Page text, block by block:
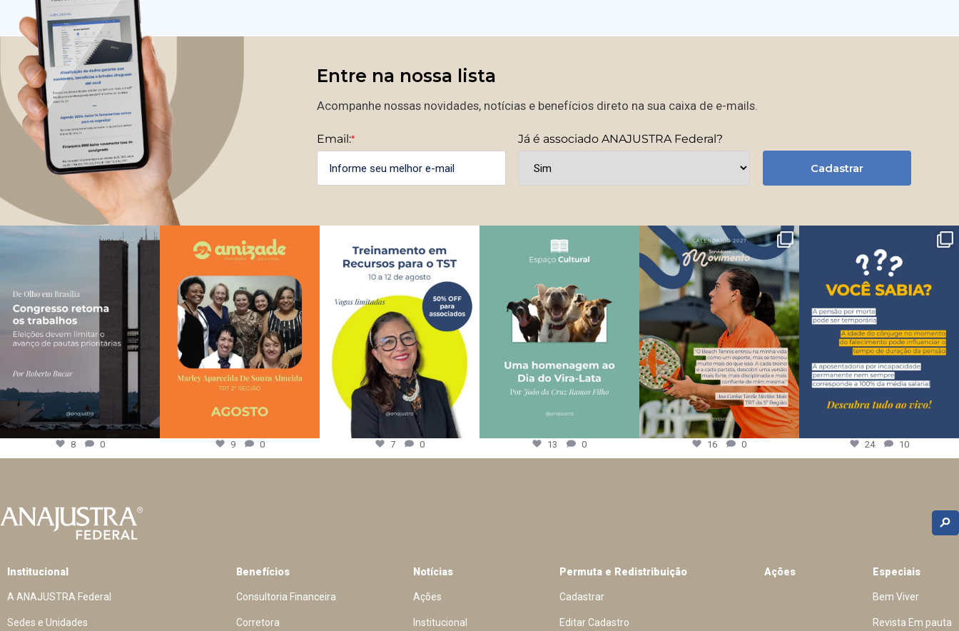
Entre na nossa lista
Acompanhe nossas novidades, notícias e benefícios direto na sua caixa de e-mails.
Email:* Já é associado ANAJUSTRA Federal?
Cadastrar
8 0 9 0 7 0 13 0 16 0 24 10
Institucional
A ANAJUSTRA Federal
Sedes e Unidades
Benefícios
Consultoria Financeira
Corretora
Notícias
Ações
Institucional
Permuta e Redistribuição
Cadastrar
Editar Cadastro
Ações Especiais
Bem Viver
Revista Em pauta